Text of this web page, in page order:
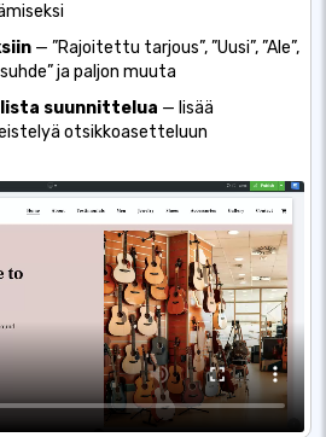
— ”Rajoitettu tarjous”, ”Uusi”, ”Ale”,
ja paljon muuta
suunnittelua — lisää
otsikkoasetteluun